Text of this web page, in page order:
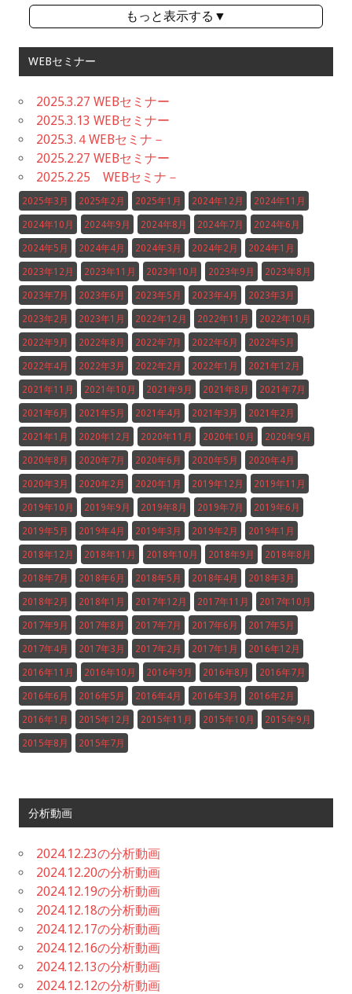
もっと表示する▼
WEBセミナー
2025.3.27 WEBセミナー
2025.3.13 WEBセミナー
2025.3.４WEBセミナ－
2025.2.27 WEBセミナー
2025.2.25 WEBセミナ－
2025年3月 2025年2月 2025年1月 2024年12月 2024年11月
2024年10月 2024年9月 2024年8月 2024年7月 2024年6月
2024年5月 2024年4月 2024年3月 2024年2月 2024年1月
2023年12月 2023年11月 2023年10月 2023年9月 2023年8月
2023年7月 2023年6月 2023年5月 2023年4月 2023年3月
2023年2月 2023年1月 2022年12月 2022年11月 2022年10月
2022年9月 2022年8月 2022年7月 2022年6月 2022年5月
2022年4月 2022年3月 2022年2月 2022年1月 2021年12月
2021年11月 2021年10月 2021年9月 2021年8月 2021年7月
2021年6月 2021年5月 2021年4月 2021年3月 2021年2月
2021年1月 2020年12月 2020年11月 2020年10月 2020年9月
2020年8月 2020年7月 2020年6月 2020年5月 2020年4月
2020年3月 2020年2月 2020年1月 2019年12月 2019年11月
2019年10月 2019年9月 2019年8月 2019年7月 2019年6月
2019年5月 2019年4月 2019年3月 2019年2月 2019年1月
2018年12月 2018年11月 2018年10月 2018年9月 2018年8月
2018年7月 2018年6月 2018年5月 2018年4月 2018年3月
2018年2月 2018年1月 2017年12月 2017年11月 2017年10月
2017年9月 2017年8月 2017年7月 2017年6月 2017年5月
2017年4月 2017年3月 2017年2月 2017年1月 2016年12月
2016年11月 2016年10月 2016年9月 2016年8月 2016年7月
2016年6月 2016年5月 2016年4月 2016年3月 2016年2月
2016年1月 2015年12月 2015年11月 2015年10月 2015年9月
2015年8月 2015年7月
分析動画
2024.12.23の分析動画
2024.12.20の分析動画
2024.12.19の分析動画
2024.12.18の分析動画
2024.12.17の分析動画
2024.12.16の分析動画
2024.12.13の分析動画
2024.12.12の分析動画